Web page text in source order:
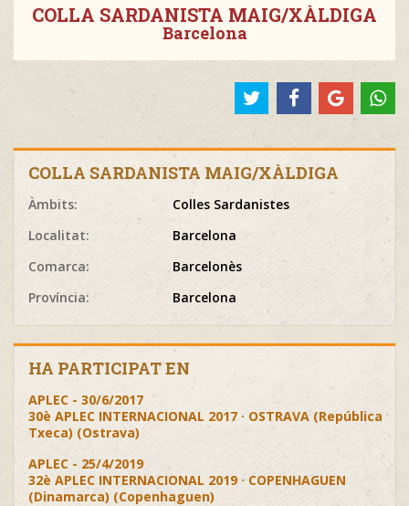
COLLA SARDANISTA MAIG/XÀLDIGA
Barcelona
COLLA SARDANISTA MAIG/XÀLDIGA
Àmbits:
Colles Sardanistes
Localitat:
Barcelona
Comarca:
Barcelonès
Província:
Barcelona
HA PARTICIPAT EN
APLEC - 30/6/2017
30è APLEC INTERNACIONAL 2017 · OSTRAVA (República
Txeca) (Ostrava)
APLEC - 25/4/2019
32è APLEC INTERNACIONAL 2019 · COPENHAGUEN
(Dinamarca) (Copenhaguen)